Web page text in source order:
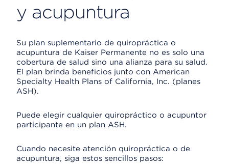
y acupuntura
Su plan suplementario de quiropráctica o
acupuntura de Kaiser Permanente no es solo una
cobertura de salud sino una alianza para su salud.
El plan brinda beneficios junto con American
Specialty Health Plans of California, Inc. (planes
ASH).
Puede elegir cualquier quiropráctico o acupuntor
participante en un plan ASH.
Cuando necesite atención quiropráctica o de
acupuntura, siga estos sencillos pasos: